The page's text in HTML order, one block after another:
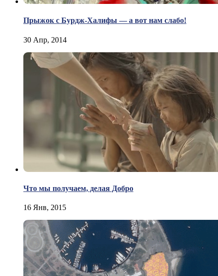
Прыжок с Бурдж-Халифы — а вот нам слабо!
30 Апр, 2014
Что мы получаем, делая Добро
16 Янв, 2015